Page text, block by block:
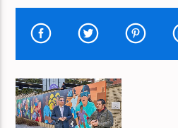
HUIDIG NUMMER
MEDIAZOETERMEER-RADIO
MZ-RADIO